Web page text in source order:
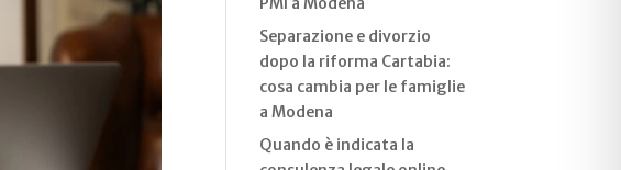
Separazione e divorzio
dopo la riforma Cartabia:
cosa cambia per le famiglie
a Modena
Quando è indicata la